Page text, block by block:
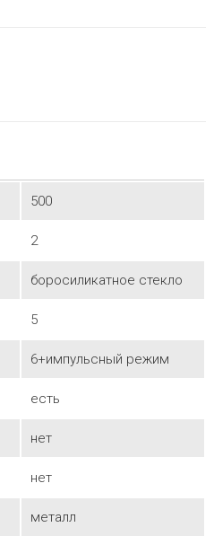
500
2
боросиликатное стекло
5
6+импульсный режим
есть
нет
нет
металл